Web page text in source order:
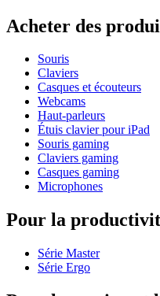
Acheter des
Souris
Claviers
Casques et écouteurs
Webcams
Haut-parleurs
Étuis clavier pour iPad
Souris gaming
Claviers gaming
Casques gaming
Microphones
Pour la
Série Master
Série Ergo